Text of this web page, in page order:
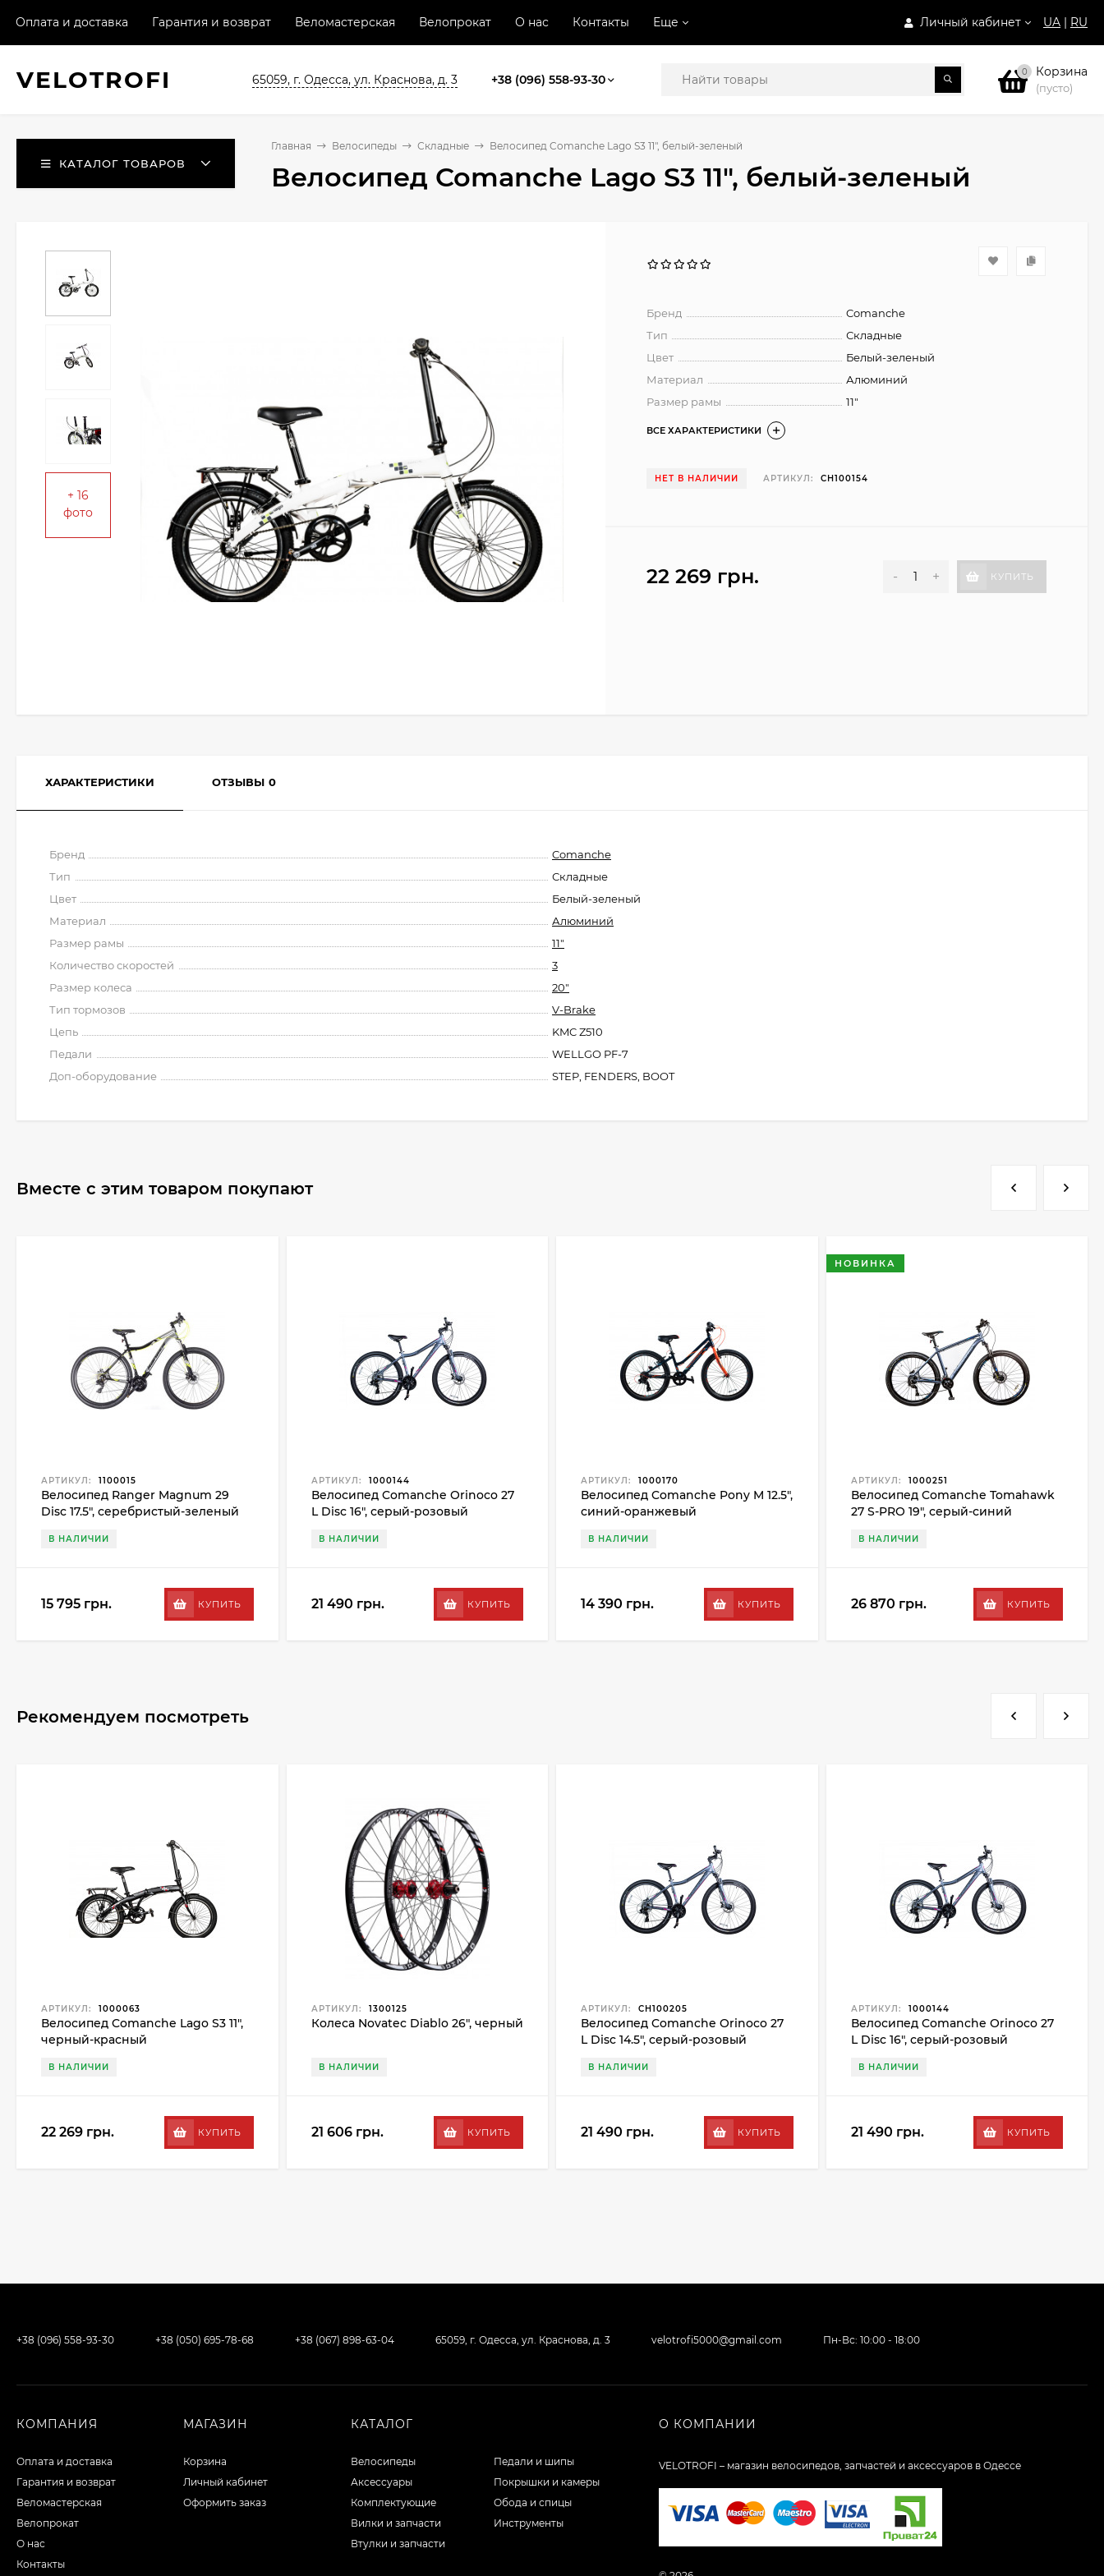
Личный кабинет UA | RU
Оплата и доставка Гарантия и возврат Веломастерская Велопрокат О нас Контакты Еще
VELOTROFI 65059, г. Одесса, ул. Краснова, д. 3 +38 (096) 558-93-30 0 Корзина
(пусто)
КАТАЛОГ ТОВАРОВ
Главная Велосипеды Складные Велосипед Comanche Lago S3 11", белый-зеленый
Велосипед Comanche Lago S3 11", белый-зеленый
+ 16
фото
Бренд
Comanche
Тип
Складные
Цвет
Белый-зеленый
Материал
Алюминий
Размер рамы
11"
ВСЕ ХАРАКТЕРИСТИКИ
НЕТ В НАЛИЧИИ АРТИКУЛ: CH100154
22 269 грн. - + КУПИТЬ
ХАРАКТЕРИСТИКИ ОТЗЫВЫ 0
Бренд
Comanche
Тип
Складные
Цвет
Белый-зеленый
Материал
Алюминий
Размер рамы
11"
Количество скоростей
3
Размер колеса
20"
Тип тормозов
V-Brake
Цепь
KMC Z510
Педали
WELLGO PF-7
Доп-оборудование
STEP, FENDERS, BOOT
Вместе с этим товаром покупают
АРТИКУЛ: 1100015
Велосипед Ranger Magnum 29
Disc 17.5", серебристый-зеленый
В НАЛИЧИИ
15 795 грн. КУПИТЬ
АРТИКУЛ: 1000144
Велосипед Comanche Orinoco 27
L Disc 16", серый-розовый
В НАЛИЧИИ
21 490 грн. КУПИТЬ
АРТИКУЛ: 1000170
Велосипед Comanche Pony M 12.5",
синий-оранжевый
В НАЛИЧИИ
14 390 грн. КУПИТЬ
НОВИНКА
АРТИКУЛ: 1000251
Велосипед Comanche Tomahawk
27 S-PRO 19", серый-синий
В НАЛИЧИИ
26 870 грн. КУПИТЬ
Рекомендуем посмотреть
АРТИКУЛ: 1000063
Велосипед Comanche Lago S3 11",
черный-красный
В НАЛИЧИИ
22 269 грн. КУПИТЬ
АРТИКУЛ: 1300125
Колеса Novatec Diablo 26", черный
В НАЛИЧИИ
21 606 грн. КУПИТЬ
АРТИКУЛ: CH100205
Велосипед Comanche Orinoco 27
L Disc 14.5", серый-розовый
В НАЛИЧИИ
21 490 грн. КУПИТЬ
АРТИКУЛ: 1000144
Велосипед Comanche Orinoco 27
L Disc 16", серый-розовый
В НАЛИЧИИ
21 490 грн. КУПИТЬ
+38 (096) 558-93-30 +38 (050) 695-78-68 +38 (067) 898-63-04 65059, г. Одесса, ул. Краснова, д. 3 velotrofi5000@gmail.com Пн-Вс: 10:00 - 18:00
КОМПАНИЯ
Оплата и доставка
Гарантия и возврат
Веломастерская
Велопрокат
О нас
Контакты
МАГАЗИН
Корзина
Личный кабинет
Оформить заказ
КАТАЛОГ
Велосипеды
Аксессуары
Комплектующие
Вилки и запчасти
Втулки и запчасти
Педали и шипы
Покрышки и камеры
Обода и спицы
Инструменты
О КОМПАНИИ
VELOTROFI – магазин велосипедов, запчастей и аксессуаров в Одессе